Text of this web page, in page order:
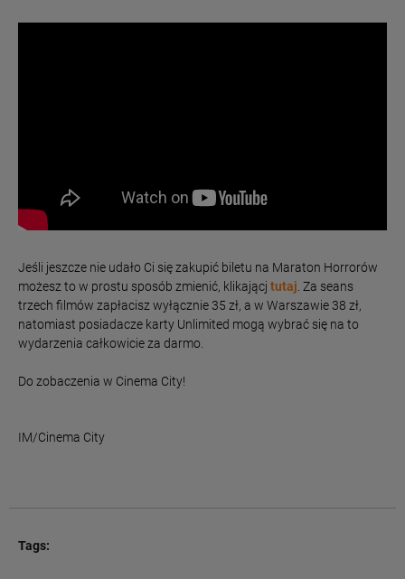
Jeśli jeszcze nie udało Ci się zakupić biletu na Maraton Horrorów
możesz to w prostu sposób zmienić, klikającj tutaj . Za seans
trzech filmów zapłacisz wyłącznie 35 zł, a w Warszawie 38 zł,
natomiast posiadacze karty Unlimited mogą wybrać się na to
wydarzenia całkowicie za darmo.
Do zobaczenia w Cinema City!
IM/Cinema City
Tags: